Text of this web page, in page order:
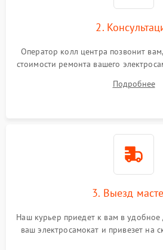
2.
Оператор колл центра позвонит
стоимости ремонта вашего
Подробнее
3. Выезд
Наш курьер приедет к вам в удобное
ваш электросамокат и привезет на